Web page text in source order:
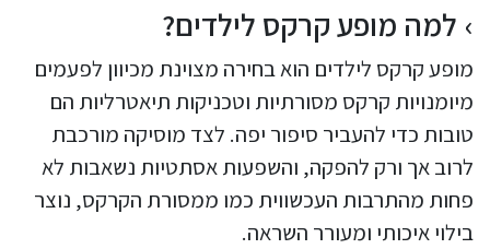
למה מופע קרקס לילדים?
מופע קרקס לילדים הוא בחירה מצוינת מכיוון לפעמים
מיומנויות קרקס מסורתיות וטכניקות תיאטרליות הם
טובות כדי להעביר סיפור יפה. לצד מוסיקה מורכבת
לרוב אך ורק להפקה, והשפעות אסתטיות נשאבות לא
פחות מהתרבות העכשווית כמו ממסורת הקרקס, נוצר
בילוי איכותי ומעורר השראה.